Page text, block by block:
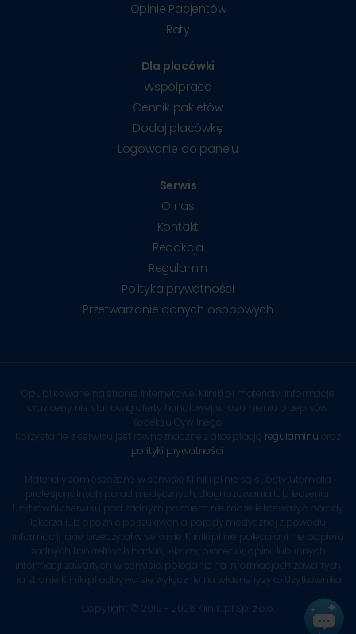
Opinie Pacjentów
Raty
Dla placówki
Współpraca
Cennik pakietów
Dodaj placówkę
Logowanie do panelu
Serwis
O nas
Kontakt
Redakcja
Regulamin
Polityka prywatności
Przetwarzanie danych osobowych
Opublikowane na stronie internetowej Kliniki.pl materiały, informacje
oraz ceny nie stanowią oferty handlowej w rozumieniu przepisów
Kodeksu Cywilnego.
Korzystanie z serwisu jest równoznaczne z akceptacją regulaminu oraz
polityki prywatności
Materiały zamieszczone w serwisie Kliniki.pl nie są substytutem dla
profesjonalnych porad medycznych, diagnozowania lub leczenia.
Użytkownik serwisu pod żadnym pozorem nie może lekceważyć porady
lekarza lub opóźnić poszukiwania porady medycznej z powodu
informacji, jakie przeczytał w serwisie. Kliniki.pl nie poleca ani nie popiera
żadnych konkretnych badań, lekarzy, procedur, opinii lub innych
informacji zawartych w serwisie, poleganie na informacjach zawartych
na stronie Kliniki.pl odbywa się wyłącznie na własne ryzyko Użytkownika.
Copyright © 2012 - 2026 Kliniki.pl Sp. z o.o.